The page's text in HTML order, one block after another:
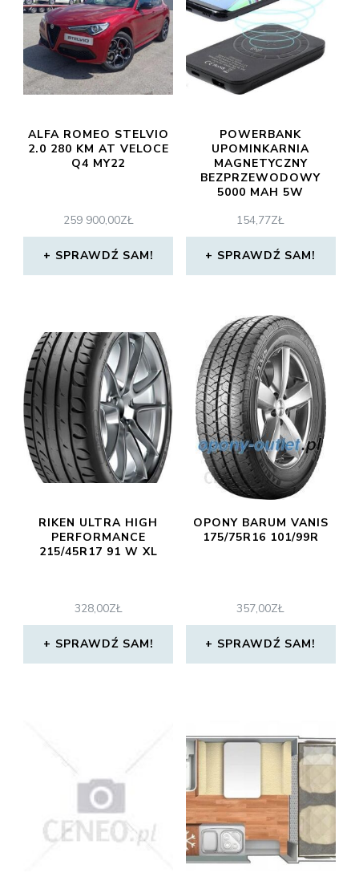
ALFA ROMEO STELVIO
2.0 280 KM AT VELOCE
Q4 MY22
259 900,00ZŁ
SPRAWDŹ SAM!
POWERBANK
UPOMINKARNIA
MAGNETYCZNY
BEZPRZEWODOWY
5000 MAH 5W
154,77ZŁ
SPRAWDŹ SAM!
RIKEN ULTRA HIGH
PERFORMANCE
215/45R17 91 W XL
328,00ZŁ
SPRAWDŹ SAM!
OPONY BARUM VANIS
175/75R16 101/99R
357,00ZŁ
SPRAWDŹ SAM!